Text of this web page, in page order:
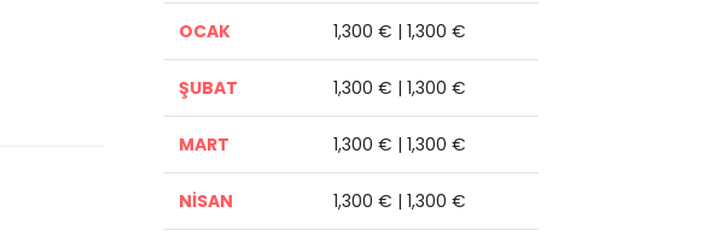
OCAK 1,300 € | 1,300 €
ŞUBAT 1,300 € | 1,300 €
MART 1,300 € | 1,300 €
NİSAN 1,300 € | 1,300 €